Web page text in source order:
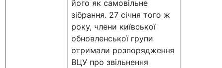
його як самовільне
зібрання. 27 січня того ж
року, члени київської
обновленської групи
отримали розпорядження
ВЦУ про звільнення